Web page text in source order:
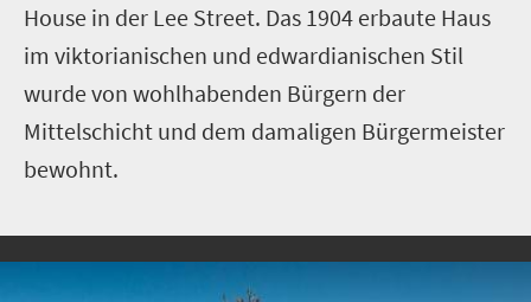
House in der Lee Street. Das 1904 erbaute Haus
im viktorianischen und edwardianischen Stil
wurde von wohlhabenden Bürgern der
Mittelschicht und dem damaligen Bürgermeister
bewohnt.